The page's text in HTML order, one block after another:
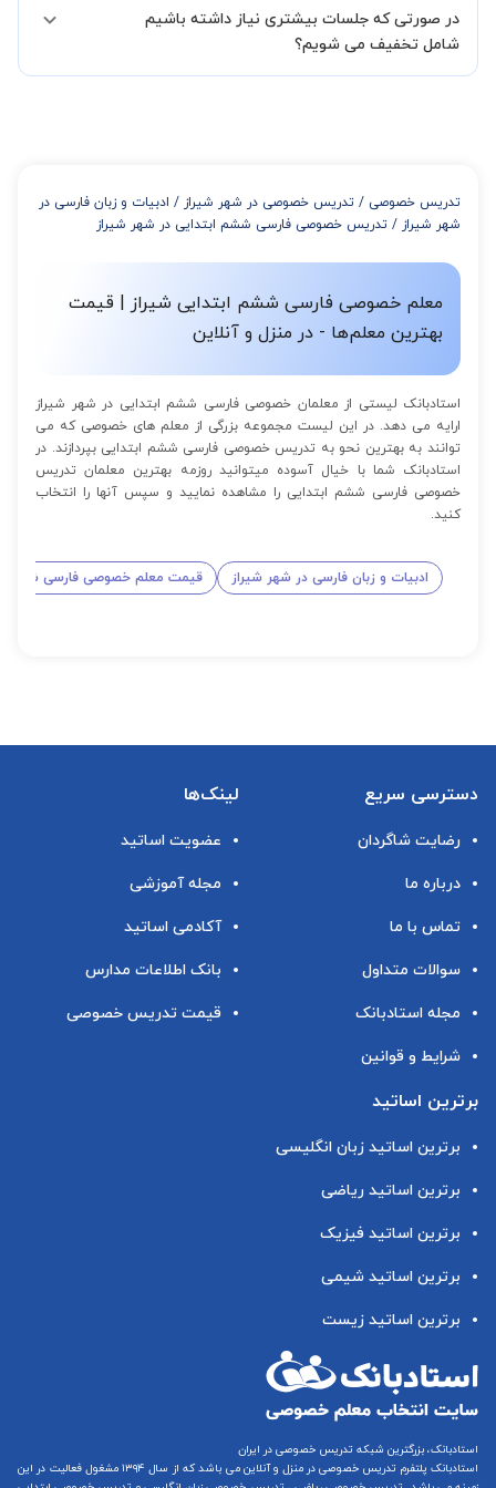
مدرس مشخص کند ابتدا باید جلسه اول کلاس درس شما با مدرس برگزار
شود تا با توجه به سطح شما و خواسته شما مدرس اعلام کنند که تقریبا
در صورتی که جلسات بیشتری نیاز داشته باشیم
شامل تخفیف می شویم؟
از 12 تا 15 جلسه: 7% تخفیف
از 16 تا 100 جلسه: 9% تخفیف
تدریس خصوصی / تدریس خصوصی در شهر شیراز / ادبیات و زبان فارسی در
شهر شیراز / تدریس خصوصی فارسی ششم ابتدایی در شهر شیراز
معلم خصوصی فارسی ششم ابتدایی شیراز | قیمت
بهترین معلم‌ها - در منزل و آنلاین
استادبانک لیستی از معلمان خصوصی فارسی ششم ابتدایی در شهر شیراز
ارایه می دهد. در این لیست مجموعه بزرگی از معلم های خصوصی که می
توانند به بهترین نحو به تدریس خصوصی فارسی ششم ابتدایی بپردازند. در
استادبانک شما با خیال آسوده میتوانید روزمه بهترین معلمان تدریس
خصوصی فارسی ششم ابتدایی را مشاهده نمایید و سپس آنها را انتخاب
کنید.
ادبیات و زبان فارسی در شهر شیراز قیمت معلم خصوصی فارسی ششم
دسترسی سریع
رضایت شاگردان
درباره ما
تماس با ما
سوالات متداول
مجله استادبانک
شرایط و قوانین
لینک‌ها
عضویت اساتید
مجله آموزشی
آکادمی اساتید
بانک اطلاعات مدارس
قیمت تدریس خصوصی
برترین اساتید
برترین اساتید زبان انگلیسی
برترین اساتید ریاضی
برترین اساتید فیزیک
برترین اساتید شیمی
برترین اساتید زیست
استادبانک، بزرگترین شبکه تدریس خصوصی در ایران
استادبانک پلتفرم تدریس خصوصی در منزل و آنلاین
می باشد که از سال ۱۳۹۴ مشغول فعالیت در این